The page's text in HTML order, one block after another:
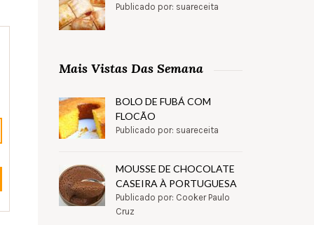
Publicado por: suareceita
Mais Vistas Das Semana
BOLO DE FUBÁ COM
FLOCÃO
Publicado por: suareceita
MOUSSE DE CHOCOLATE
CASEIRA À PORTUGUESA
Publicado por: Cooker Paulo
Cruz